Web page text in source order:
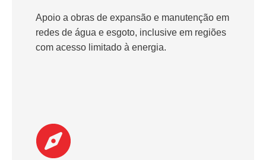
Apoio a obras de expansão e manutenção em
redes de água e esgoto, inclusive em regiões
com acesso limitado à energia.